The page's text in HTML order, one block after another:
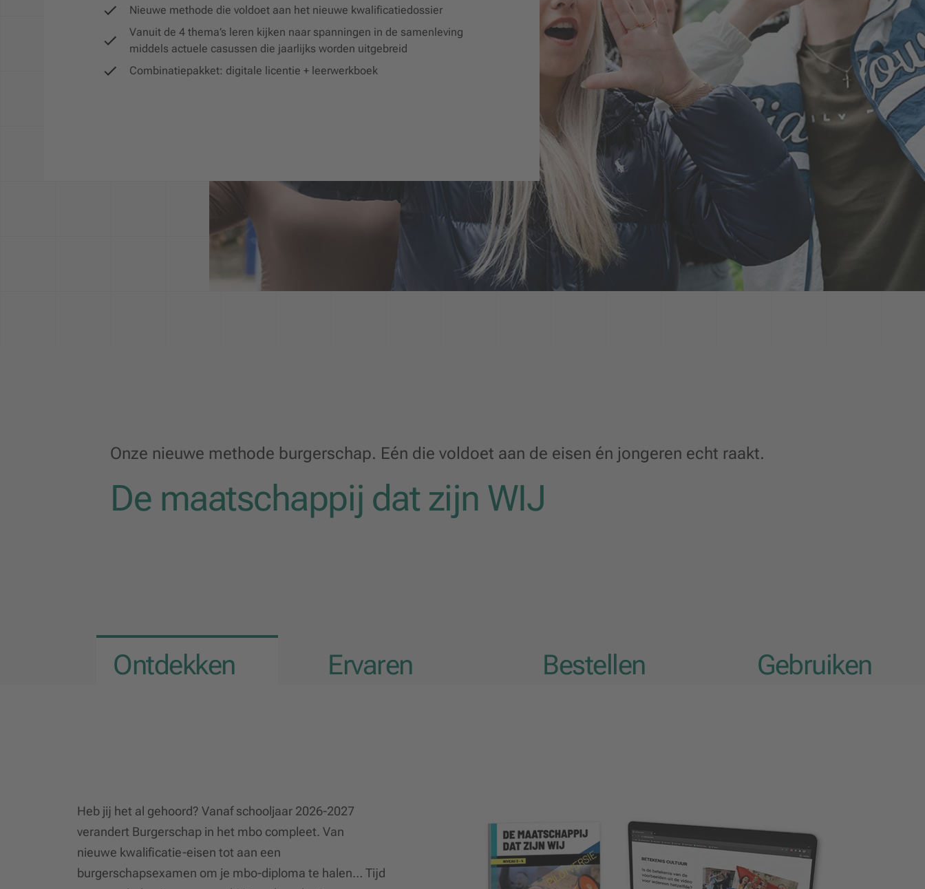
Nieuwe methode die voldoet aan het nieuwe kwalificatiedossier
Vanuit de 4 thema’s leren kijken naar spanningen in de samenleving
middels actuele casussen die jaarlijks worden uitgebreid
Combinatiepakket: digitale licentie + leerwerkboek
Onze nieuwe methode burgerschap. Eén die voldoet aan de eisen én jongeren echt raakt.
De maatschappij dat zijn WIJ
Ontdekken Ervaren Bestellen Gebruiken
Heb jij het al gehoord? Vanaf schooljaar 2026-2027
verandert Burgerschap in het mbo compleet. Van
nieuwe kwalificatie-eisen tot aan een
burgerschapsexamen om je mbo-diploma te halen… Tijd